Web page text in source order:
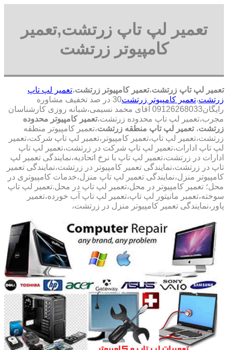
تعمیر لپ تاپ زرتشت,تعمیر
کامپیوتر زرتشت
تعمیر لپ تاپ زرتشت،تعمیر کامپیوتر زرتشت،تعمیر لپ تاپ
زرتشت،تعمیر کامپیوتر زرتشت
30 در صد تخفیف مشاوره
رایگان09126268033 آقای محمد نسیمی،شبانه روزی کارشناسان
مجرب،تعمیر لپ تاپ محدوده زرتشت،تعمیر کامپیوتر محدوده
زرتشت، تعمیر لپ تاپ منطقه زرتشت،تعمیر کامپیوتر منطقه
زرتشت،تعمیر لپ تاپ،تعمیر کامپیوتر،تعمیر لپ تاپ شرکت،تعمیر
لپ تاپ ادارات،تعمیر لپ تاپ شرکت در زرتشت،تعمیر لپ تاپ
ادارات در زرتشت،تعمیر لپ تاپ با نرخ اتحادیه،نمایندگی تعمیر لپ
تاپ در زرتشت،نمایندگی تعمیر کامپیوتر در زرتشت،نمایندگی تعمیر
کامپیوتر منزل،نمایندگی تعمیر لپ تاپ منزل،خدمات کامپیوتری در
محل؛ تعمیر کامپیوتر در محل،تعمیر لپ تاپ در محل.تعمیر لپ تاپ
سوخته،تعمبر مانیتور لپ تاپ،تعمیر لپ تاپ آب خورده،تعمیر
پاور،نمایندگی تعمیر کامپیوتر منزل در زرتشت،